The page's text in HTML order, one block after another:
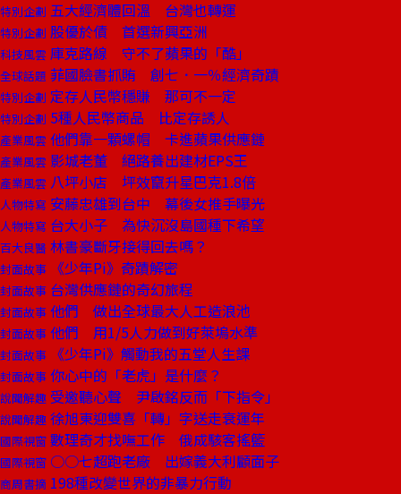
特別企劃 五大經濟體回溫 台灣也轉運
特別企劃 股優於債 首選新興亞洲
科技風雲 庫克路線 守不了蘋果的「酷」
全球話題 菲國臉書抓賄 創七．一％經濟奇蹟
特別企劃 定存人民幣穩賺 那可不一定
特別企劃 5種人民幣商品 比定存誘人
產業風雲 他們靠一顆螺帽 卡進蘋果供應鏈
產業風雲 影城老董 絕路養出建材EPS王
產業風雲 八坪小店 坪效竄升星巴克1.8倍
人物特寫 安藤忠雄到台中 幕後女推手曝光
人物特寫 台大小子 為快沉沒島國種下希望
百大良醫 林書豪斷牙接得回去嗎？
封面故事 《少年Pi》奇蹟解密
封面故事 台灣供應鏈的奇幻旅程
封面故事 他們 做出全球最大人工造浪池
封面故事 他們 用1/5人力做到好萊塢水準
封面故事 《少年Pi》觸動我的五堂人生課
封面故事 你心中的「老虎」是什麼？
說聞解趣 受邀聽心聲 尹啟銘反而「下指令」
說聞解趣 徐旭東迎雙喜「轉」字送走衰運年
國際視窗 數理奇才找嘸工作 俄成駭客搖籃
國際視窗 ○○七超跑老廠 出嫁義大利顧面子
商周書摘 198種改變世界的非暴力行動